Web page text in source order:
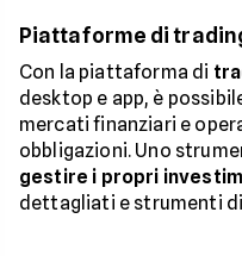
Piattaforme di
Con la piattaforma di
desktop e app, è
mercati finanziari e
obbligazioni. Uno
gestire i propri
dettagliati e strumenti